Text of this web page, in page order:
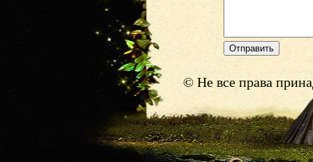
© Не все права